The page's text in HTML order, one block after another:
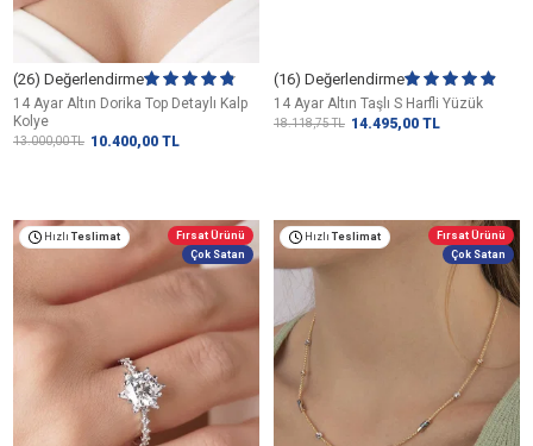
(26) Değerlendirme
14 Ayar Altın Dorika Top Detaylı Kalp
Kolye
13.000,00TL 10.400,00 TL
(16) Değerlendirme
14 Ayar Altın Taşlı S Harfli Yüzük
18.118,75TL 14.495,00 TL
Hızlı Teslimat
Fırsat Ürünü
Çok Satan
Hızlı Teslimat
Fırsat Ürünü
Çok Satan